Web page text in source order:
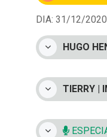
DIA: 31/12/
HUGO
TIERRY |